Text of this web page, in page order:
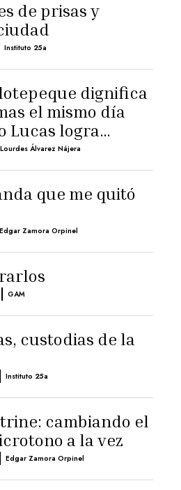
de prisas y
Instituto 25a
dignifica
el mismo día
Lucas logra
Lourdes Álvarez Nájera
que me quitó
Edgar Zamora Orpinel
| GAM
custodias de la
| Instituto 25a
cambiando el
a la vez
| Edgar Zamora Orpinel